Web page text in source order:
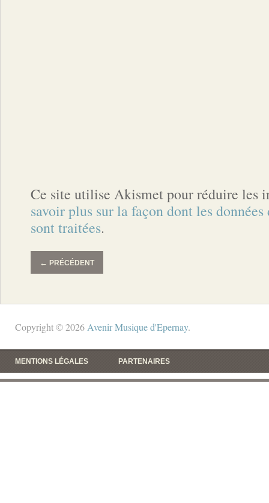
Ce site utilise Akismet pour réduire les
savoir plus sur la façon dont les
sont traitées.
← PRÉCÉDENT
Copyright © 2026 Avenir Musique d'Epernay.
MENTIONS LÉGALES PARTENAIRES